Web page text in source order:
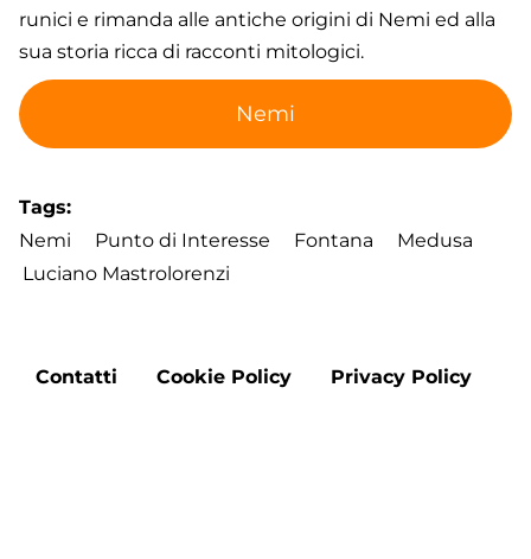
runici e rimanda alle antiche origini di Nemi ed alla
sua storia ricca di racconti mitologici.
Nemi
Tags
Nemi
Punto di Interesse Fontana
Medusa
Luciano Mastrolorenzi
Footer
Contatti Cookie Policy Privacy Policy